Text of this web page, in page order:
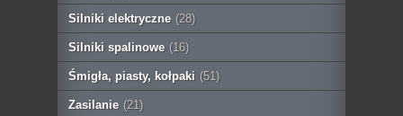
Silniki elektryczne (28)
Silniki spalinowe (16)
Śmigła, piasty, kołpaki (51)
Zasilanie (21)